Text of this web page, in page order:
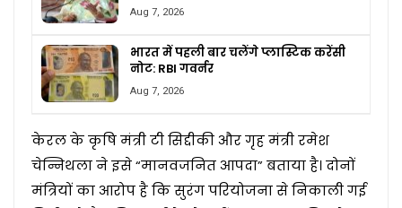
Aug 7, 2026
भारत में पहली बार चलेंगे प्लास्टिक करेंसी
नोट: RBI गवर्नर
Aug 7, 2026
केरल के कृषि मंत्री टी सिद्दीकी और गृह मंत्री रमेश
चेन्निथला ने इसे “मानवजनित आपदा” बताया है। दोनों
मंत्रियों का आरोप है कि सुरंग परियोजना से निकाली गई